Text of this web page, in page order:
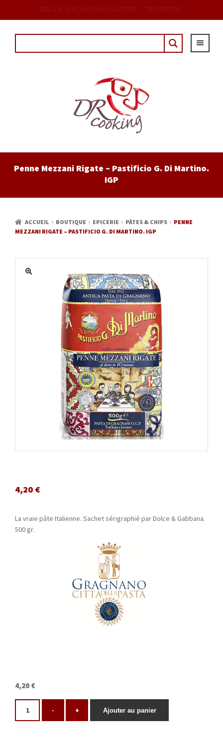
ACCUEIL
MATÉRIEL
ACTUALITÉS
MON COMPTE
Penne Mezzani Rigate – Pastificio G. Di Martino.
IGP
ACCUEIL BOUTIQUE EPICERIE PÂTES & CHIPS
PENNE
MEZZANI RIGATE – PASTIFICIO G. DI MARTINO. IGP
4,20 €
La vraie pâte Italienne. Sachet sérigraphié par Dolce & Gabbana.
500 gr.
4,20 €
- + Ajouter au panier